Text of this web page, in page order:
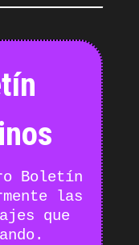
Boletín
las
que